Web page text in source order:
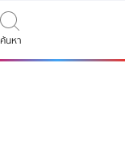
ค้นหา